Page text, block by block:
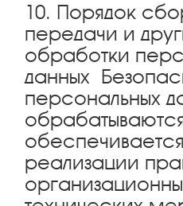
10. Порядок
передачи и
обработки
данных
персональных
реализации